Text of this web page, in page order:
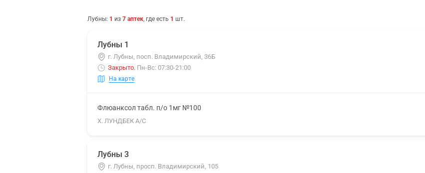
Лубны: 1 из 7 аптек, где есть 1 шт.
Лубны 1
г. Лубны, посп. Владимирский, 36Б
Закрыто. Пн-Вс: 07:30-21:00
На карте
Флюанксол табл. п/о 1мг №100
Х. ЛУНДБЕК А/С
Лубны 3
г. Лубны, просп. Владимирский, 105